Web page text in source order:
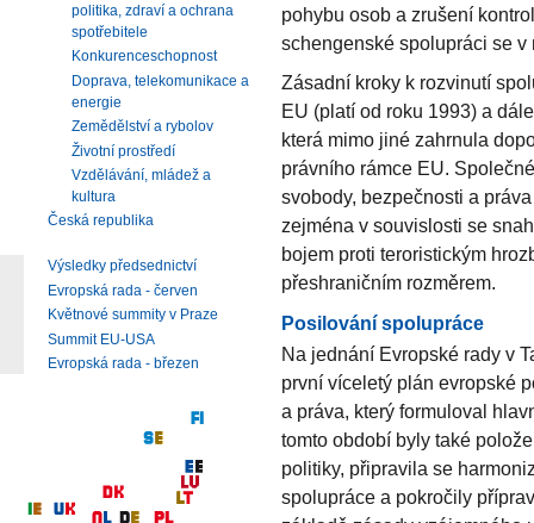
pohybu osob a zrušení
schengenské spolupráci se
Zásadní kroky k rozvinutí
EU (platí od roku 1993) a
která mimo jiné zahrnula
právního rámce EU.
svobody, bezpečnosti a
zejména v souvislosti se
bojem proti teroristickým
přeshraničním rozměrem.
Posilování spolupráce
Na jednání Evropské rady v
první víceletý plán evropské
a práva, který formuloval
tomto období byly také
politiky, připravila se
spolupráce a pokročily
politika, zdraví a ochrana
spotřebitele
Konkurenceschopnost
Doprava, telekomunikace a
energie
Zemědělství a rybolov
Životní prostředí
Vzdělávání, mládež a
kultura
Česká republika
Výsledky předsednictví
Evropská rada - červen
Květnové summity v Praze
Summit EU-USA
Evropská rada - březen